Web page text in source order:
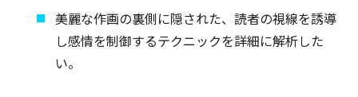
美麗な作画の裏側に隠された、読者の視線を誘導
し感情を制御するテクニックを詳細に解析した
い。